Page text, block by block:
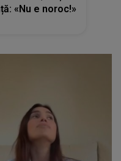
«Nu e noroc!»